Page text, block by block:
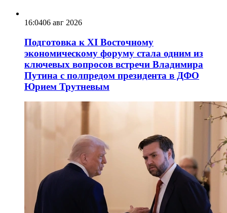
16:0406 авг 2026
Подготовка к XI Восточному
экономическому форуму стала одним из
ключевых вопросов встречи Владимира
Путина с полпредом президента в ДФО
Юрием Трутневым